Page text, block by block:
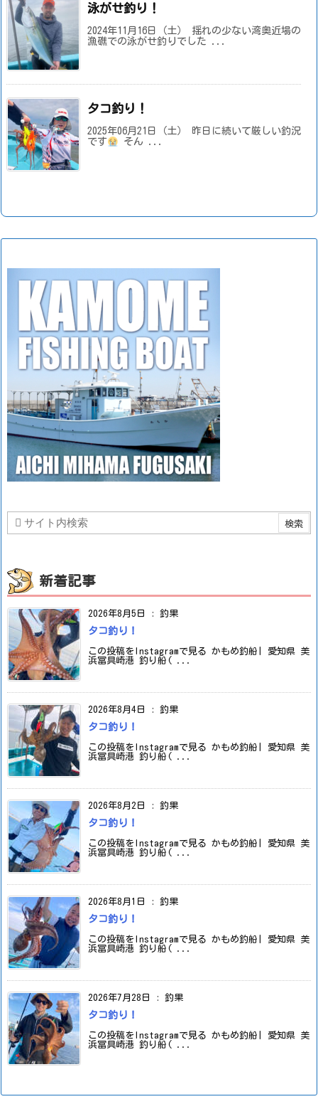
泳がせ釣り！
2024年11月16日（土） 揺れの少ない湾奥近場の
漁礁での泳がせ釣りでした ...
タコ釣り！
2025年06月21日（土） 昨日に続いて厳しい釣況
です
そん ...
新着記事
2026年8月5日 : 釣果
タコ釣り！
この投稿をInstagramで見る かもめ釣船| 愛知県 美
浜冨具崎港 釣り船( ...
2026年8月4日 : 釣果
タコ釣り！
この投稿をInstagramで見る かもめ釣船| 愛知県 美
浜冨具崎港 釣り船( ...
2026年8月2日 : 釣果
タコ釣り！
この投稿をInstagramで見る かもめ釣船| 愛知県 美
浜冨具崎港 釣り船( ...
2026年8月1日 : 釣果
タコ釣り！
この投稿をInstagramで見る かもめ釣船| 愛知県 美
浜冨具崎港 釣り船( ...
2026年7月28日 : 釣果
タコ釣り！
この投稿をInstagramで見る かもめ釣船| 愛知県 美
浜冨具崎港 釣り船( ...